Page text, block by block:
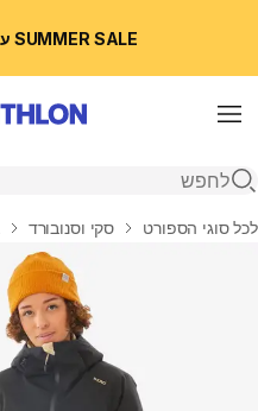
SUMMER SALE עד 50% הנחה 🛍️
Menu
פתיחת חיפוש
בית
לכל סוגי הספורט סקי וסנובורד